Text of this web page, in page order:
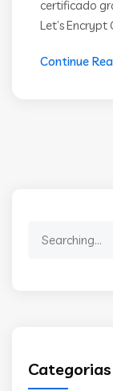
certificado
Let’s
Continue
Categorias